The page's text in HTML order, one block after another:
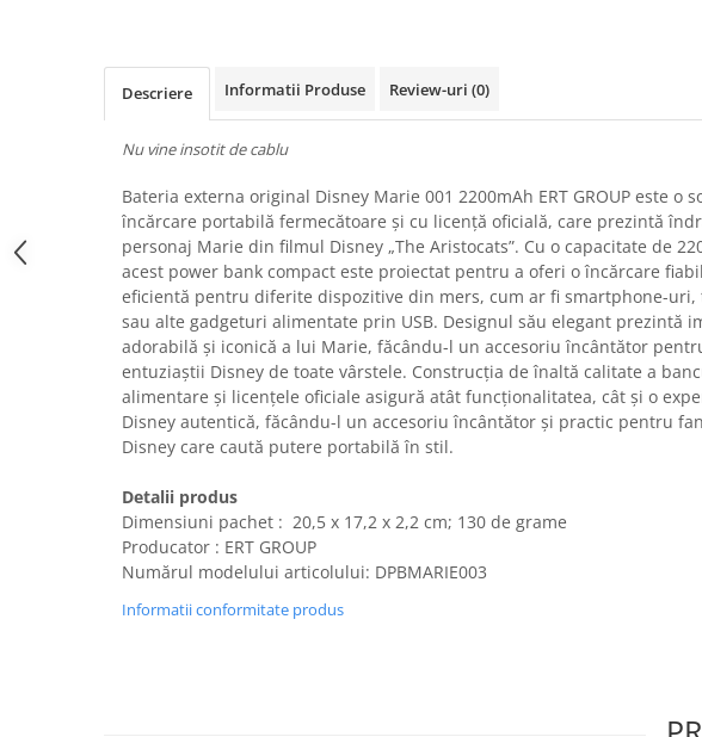
Uscatoare rufe
Utilaje si materiale de constructii
Laptop, Tablete & Telefoane
Accesorii tablete
Laptopuri si Accesorii
Telefoane Mobile & accesorii
Wearable & Gadgeturi
Electrocasnice & Climatizare
Accesorii si piese masini spalat
rufe si uscatoare
Accesorii si piese masini spalat
Aparate Frigorifice
Aparate Racire Aer
Aragaze si cuptoare cu microunde
Climatizare & sisteme de incalzire
Electrocasnice pentru Bucatarie
Ingrijire Locuinta
Descriere Informatii Produse Review-uri (0)
Nu vine insotit de cablu
Bateria externa original Disney Marie 001 2200mAh ERT GROUP este o
încărcare portabilă fermecătoare și cu licență oficială, care prezintă
personaj Marie din filmul Disney „The Aristocats”. Cu o capacitate de
acest power bank compact este proiectat pentru a oferi o încărcare
eficientă pentru diferite dispozitive din mers, cum ar fi smartphone-uri,
sau alte gadgeturi alimentate prin USB. Designul său elegant prezintă
adorabilă și iconică a lui Marie, făcându-l un accesoriu încântător
entuziaștii Disney de toate vârstele. Construcția de înaltă calitate a
alimentare și licențele oficiale asigură atât funcționalitatea, cât și o
Disney autentică, făcându-l un accesoriu încântător și practic pentru
Disney care caută putere portabilă în stil.
Detalii produs
Dimensiuni pachet : ‎ 20,5 x 17,2 x 2,2 cm; 130 de grame
Producator : ERT GROUP
Numărul modelului articolului: DPBMARIE003
Informatii conformitate produs